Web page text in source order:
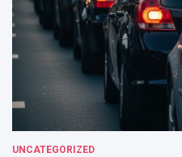
UNCATEGORIZED